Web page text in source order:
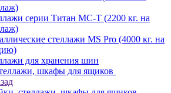
серии Титан МС-Т (2200 кг. на
стеллажи MS Pro (4000 кг. на
для хранения шин
шкафы для ящиков